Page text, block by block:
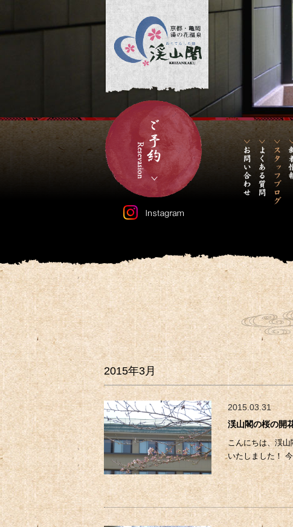
2015年3月
2015.03.31
渓山閣の桜の開
こんにちは、渓
いたしました！